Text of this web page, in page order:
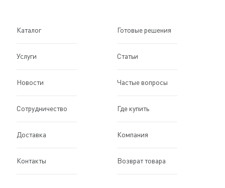
Каталог Готовые решения
Услуги Статьи
Новости Частые вопросы
Сотрудничество Где купить
Доставка Компания
Контакты Возврат товара